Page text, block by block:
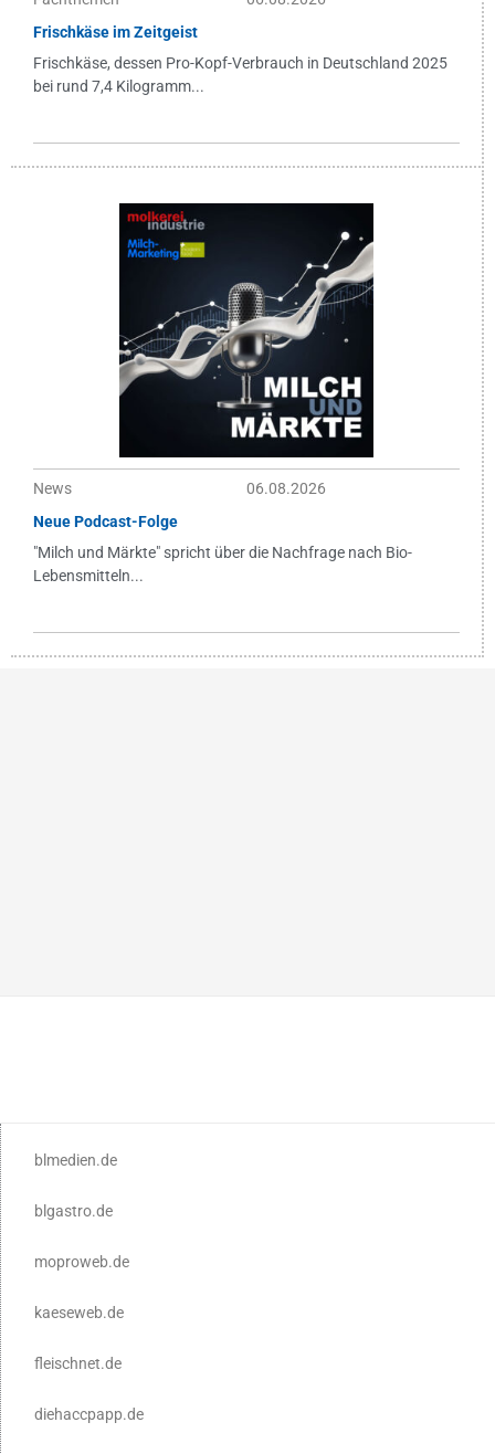
Frischkäse im Zeitgeist
Frischkäse, dessen Pro-Kopf-Verbrauch in Deutschland 2025
bei rund 7,4 Kilogramm...
News
06.08.2026
Neue Podcast-Folge
"Milch und Märkte" spricht über die Nachfrage nach Bio-
Lebensmitteln...
blmedien.de
blgastro.de
moproweb.de
kaeseweb.de
fleischnet.de
diehaccpapp.de